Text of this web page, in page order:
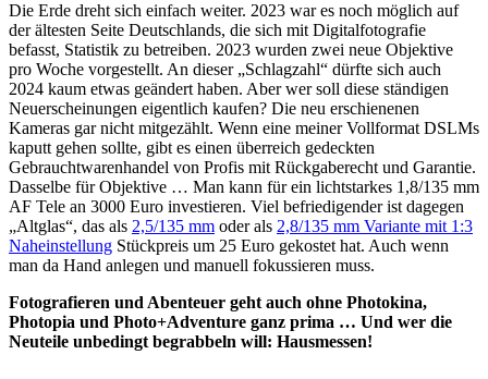
Die Erde dreht sich einfach weiter. 2023 war es noch möglich auf
der ältesten Seite Deutschlands, die sich mit Digitalfotografie
befasst, Statistik zu betreiben. 2023 wurden zwei neue Objektive
pro Woche vorgestellt. An dieser „Schlagzahl“ dürfte sich auch
2024 kaum etwas geändert haben. Aber wer soll diese ständigen
Neuerscheinungen eigentlich kaufen? Die neu erschienenen
Kameras gar nicht mitgezählt. Wenn eine meiner Vollformat DSLMs
kaputt gehen sollte, gibt es einen überreich gedeckten
Gebrauchtwarenhandel von Profis mit Rückgaberecht und Garantie.
Dasselbe für Objektive … Man kann für ein lichtstarkes 1,8/135 mm
AF Tele an 3000 Euro investieren. Viel befriedigender ist dagegen
„Altglas“, das als 2,5/135 mm oder als 2,8/135 mm Variante mit 1:3
Naheinstellung Stückpreis um 25 Euro gekostet hat. Auch wenn
man da Hand anlegen und manuell fokussieren muss.
Fotografieren und Abenteuer geht auch ohne Photokina,
Photopia und Photo+Adventure ganz prima … Und wer die
Neuteile unbedingt begrabbeln will: Hausmessen!